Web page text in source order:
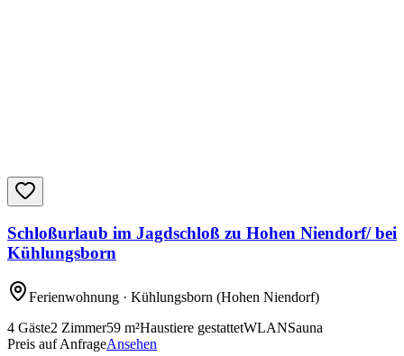
Schloßurlaub im Jagdschloß zu Hohen Niendorf/ bei
Kühlungsborn
Ferienwohnung · Kühlungsborn (Hohen Niendorf)
4 Gäste2 Zimmer59 m²Haustiere gestattetWLANSauna
Preis auf AnfrageAnsehen